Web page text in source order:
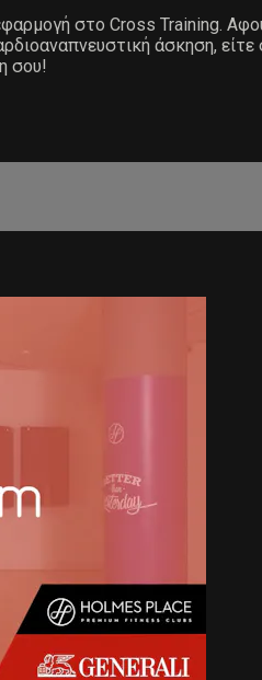
στο Cross Training.
άσκηση,
σου!